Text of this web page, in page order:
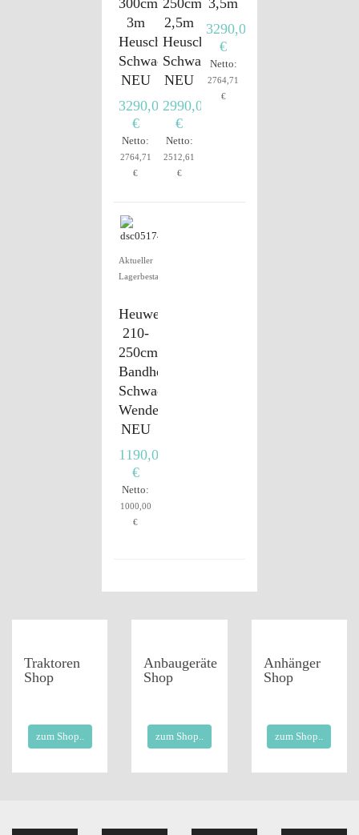
300cm
3m
Heuschwader
Schwader
NEU
3290,00
€
Netto:
2764,71
€
250cm
2,5m
Heuschwader
Schwader
NEU
2990,00
€
Netto:
2512,61
€
3,5m
3290,00
€
Netto:
2764,71
€
Aktueller
Lagerbestand
Heuwender
210-
250cm
Bandheuwender
Schwader
Wender
NEU
1190,00
€
Netto:
1000,00
€
Traktoren
Shop
zum Shop..
Anbaugeräte
Shop
zum Shop..
Anhänger
Shop
zum Shop..